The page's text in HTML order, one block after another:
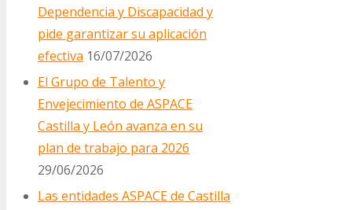
Dependencia y Discapacidad y
pide garantizar su aplicación
efectiva 16/07/2026
El Grupo de Talento y
Envejecimiento de ASPACE
Castilla y León avanza en su
plan de trabajo para 2026
29/06/2026
Las entidades ASPACE de Castilla